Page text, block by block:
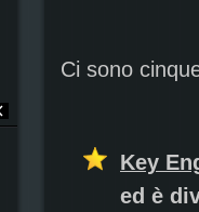
Ci sono
Key
ed è